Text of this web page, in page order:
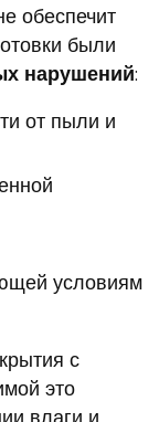
обеспечит
были
нарушений:
от пыли и
условиям
с
это
влаги и